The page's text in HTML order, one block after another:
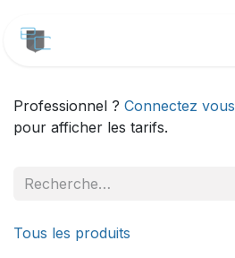
Professionnel ? Connectez vous
pour afficher les tarifs.
Tous les produits